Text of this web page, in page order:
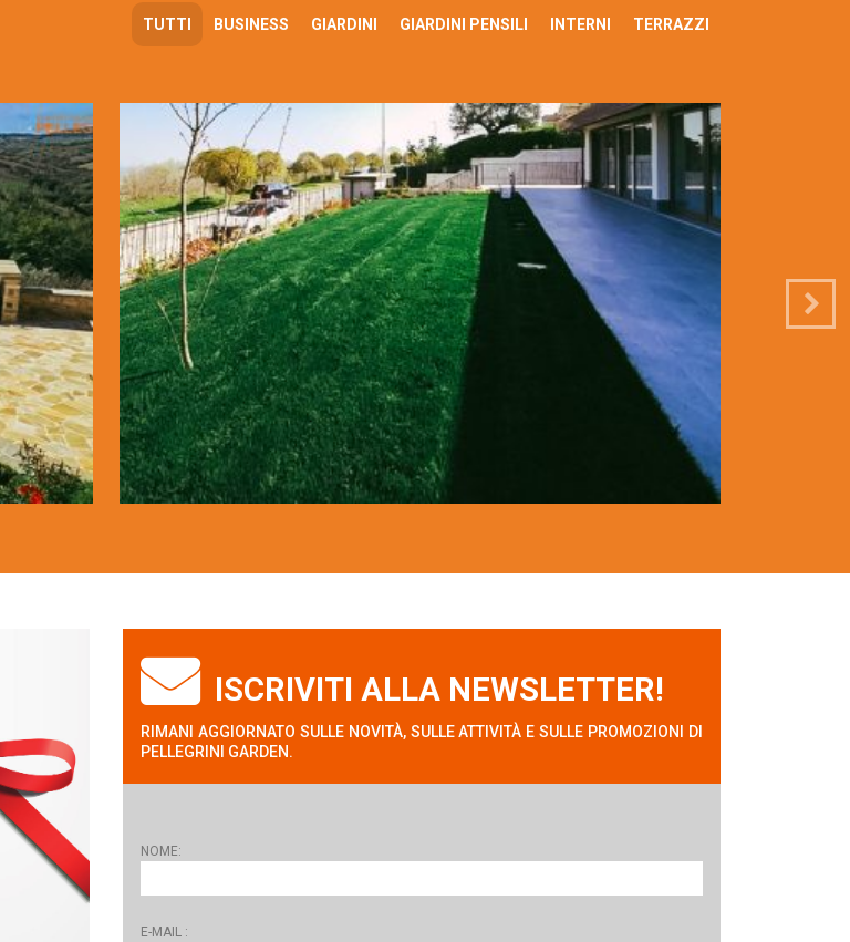
TUTTI BUSINESS GIARDINI GIARDINI PENSILI INTERNI TERRAZZI
ISCRIVITI ALLA NEWSLETTER!
RIMANI AGGIORNATO SULLE NOVITÀ, SULLE ATTIVITÀ E SULLE PROMOZIONI DI
PELLEGRINI GARDEN.
NOME:
E-MAIL :